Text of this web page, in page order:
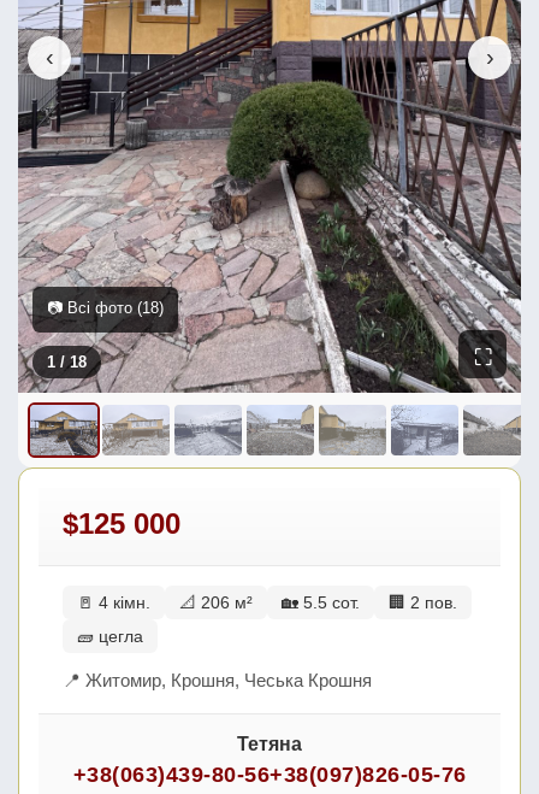
‹ ›
1 / 18 ⛶
📷 Всі фото (18)
$125 000
🚪 4 кімн. 📐 206 м² 🏡 5.5 сот.
🏢 2 пов.
🧱 цегла
📍 Житомир, Крошня, Чеська Крошня
Тетяна
+38(063)439-80-56+38(097)826-05-76